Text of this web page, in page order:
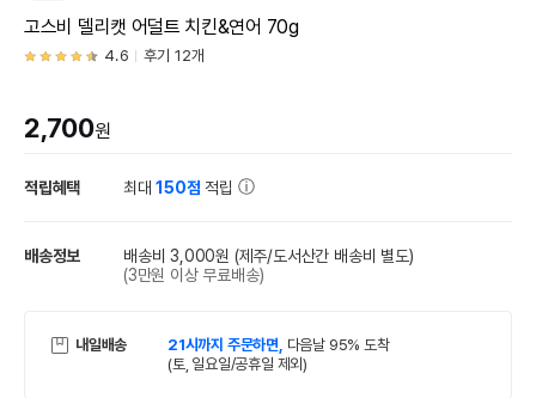
고스비 델리캣 어덜트 치킨&연어 70g
4.6 후기 12개
2,700원
적립혜택 최대150점 적립
배송정보 배송비 3,000원 (제주/도서산간 배송비 별도)
(3만원 이상 무료배송)
내일배송 21시까지 주문하면, 다음날 95% 도착
(토, 일요일/공휴일 제외)